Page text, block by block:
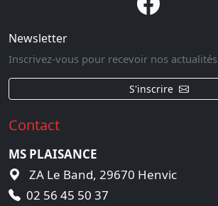
Newsletter
Inscrivez-vous pour recevoir nos actualités
S'inscrire
Contact
MS PLAISANCE
ZA Le Band, 29670 Henvic
02 56 45 50 37